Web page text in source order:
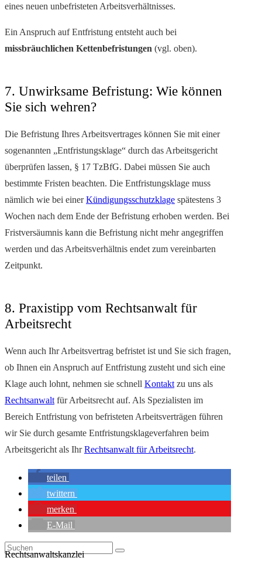
eines neuen unbefristeten Arbeitsverhältnisses.
Ein Anspruch auf Entfristung entsteht auch bei
missbräuchlichen Kettenbefristungen (vgl. oben).
7. Unwirksame Befristung: Wie können
Sie sich wehren?
Die Befristung Ihres Arbeitsvertrages können Sie mit einer
sogenannten „Entfristungsklage“ durch das Arbeitsgericht
überprüfen lassen, § 17 TzBfG. Dabei müssen Sie auch
bestimmte Fristen beachten. Die Entfristungsklage muss
nämlich wie bei einerKündigungsschutzklage spätestens 3
Wochen nach dem Ende der Befristung erhoben werden. Bei
Fristversäumnis kann die Befristung nicht mehr angegriffen
werden und das Arbeitsverhältnis endet zum vereinbarten
Zeitpunkt.
8. Praxistipp vom Rechtsanwalt für
Arbeitsrecht
Wenn auch Ihr Arbeitsvertrag befristet ist und Sie sich fragen,
ob Ihnen ein Anspruch auf Entfristung zusteht und sich eine
Klage auch lohnt, nehmen sie schnell Kontakt zu uns als
Rechtsanwalt für Arbeitsrecht auf. Als Spezialisten im
Bereich Entfristung von befristeten Arbeitsverträgen führen
wir Sie durch gesamte Entfristungsklageverfahren beim
Arbeitsgericht als IhrRechtsanwalt für Arbeitsrecht.
teilen
twittern
merken
E-Mail
Rechtsanwaltskanzlei